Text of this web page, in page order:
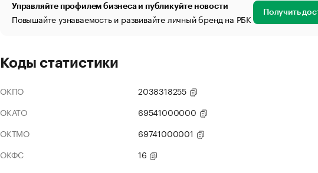
Управляйте профилем бизнеса и публикуйте новости
Повышайте узнаваемость и развивайте личный бренд на РБК Получить
Коды статистики
ОКПО
2038318255
ОКАТО
69541000000
ОКТМО
69741000001
ОКФС
16